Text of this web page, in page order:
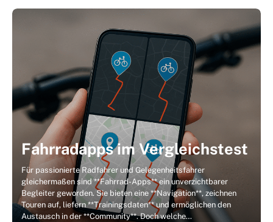
Fahrradapps im Vergleichstest
Für passionierte Radfahrer und Gelegenheitsfahrer
gleichermaßen sind **Fahrrad-Apps** ein unverzichtbarer
Begleiter geworden. Sie bieten eine **Navigation**, zeichnen
Touren auf, liefern **Trainingsdaten** und ermöglichen den
Austausch in der **Community**. Doch welche…